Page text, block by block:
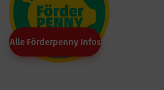
Alle Förderpenny Infos